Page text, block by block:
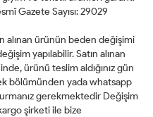
Gazete Sayısı: 29029
alınan ürünün beden değişimi
yapılabilir. Satın alınan
ürünü teslim aldığınız gün
bölümünden yada whatsapp
gerekmektedir Değişim
şirketi ile bize